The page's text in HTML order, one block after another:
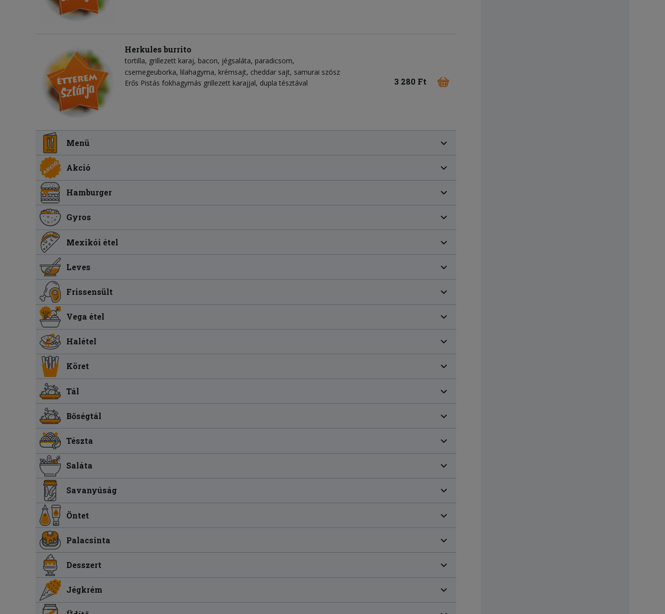
Herkules burrito
tortilla grillezett karaj bacon jégsaláta paradicsom
csemegeuborka lilahagyma krémsajt cheddar sajt samurai szósz
Erős Pistás fokhagymás grillezett karajjal, dupla tésztával
3 280 Ft
Menü
Akció
Hamburger
Gyros
Mexikói étel
Leves
Frissensült
Vega étel
Halétel
Köret
Tál
Bőségtál
Tészta
Saláta
Savanyúság
Öntet
Palacsinta
Desszert
Jégkrém